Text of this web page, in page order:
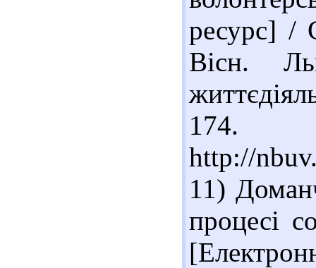
ресурс]
Вісн.
174.
http://
11)
процесі